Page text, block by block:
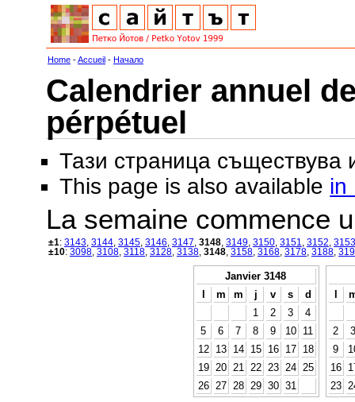
Home -Accueil - Начало
Calendrier annuel
pérpétuel
Тази страница съществува
This page is also available in
La semaine commence
±1: 3143 3144 3145 3146 3147 3148 3149 3150 3151 3152 3153
±10: 3098 3108 3118 3128 3138 3148 3158 3168 3178 3188
Janvier 3148
l
m m j v s
d
1
2 3
4
5
6 7 8 9 10
11
12
13 14 15 16 17
18
19
20 21 22 23 24
25
26
27 28 29 30 31
l
2
3
9
16
23